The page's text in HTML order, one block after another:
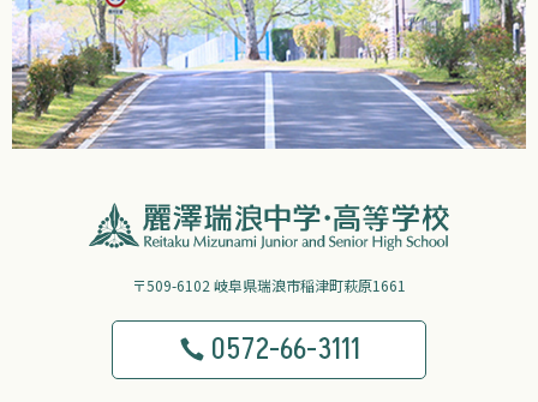
〒509-6102 岐阜県瑞浪市稲津町萩原1661
0572-66-3111